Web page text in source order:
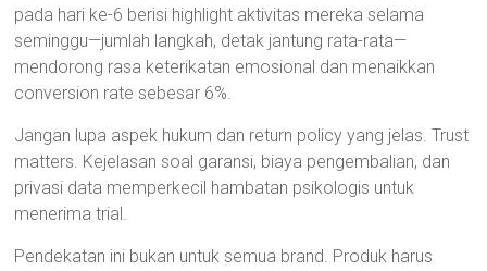
pada hari ke-6 berisi highlight aktivitas mereka selama
seminggu—jumlah langkah, detak jantung rata-rata—
mendorong rasa keterikatan emosional dan menaikkan
conversion rate sebesar 6%.
Jangan lupa aspek hukum dan return policy yang jelas. Trust
matters. Kejelasan soal garansi, biaya pengembalian, dan
privasi data memperkecil hambatan psikologis untuk
menerima trial.
Pendekatan ini bukan untuk semua brand. Produk harus